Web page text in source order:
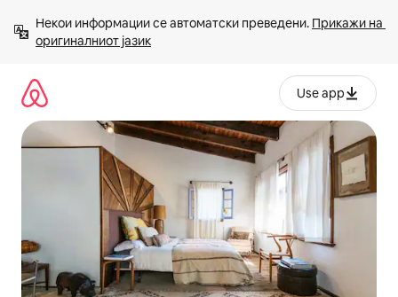
содржина
Некои информации се автоматски преведени. Прикажи на
оригиналниот јазик
Use app